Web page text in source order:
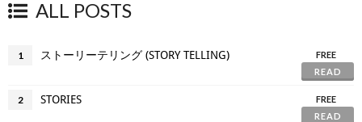
ALL POSTS
1 ストーリーテリング (STORY TELLING)
FREE
READ
2 STORIES
FREE
READ